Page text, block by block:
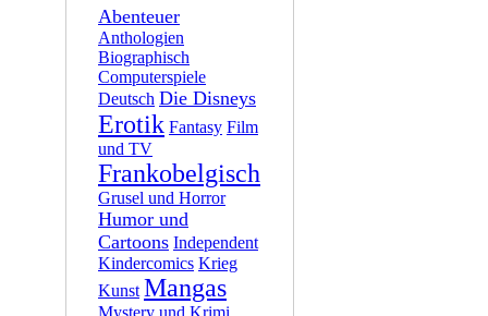
Abenteuer
Anthologien
Biographisch
Computerspiele
Deutsch Die Disneys
Erotik Fantasy Film
und TV
Frankobelgisch
Grusel und Horror
Humor und
Cartoons Independent
Kindercomics Krieg
Kunst Mangas
Mystery und Krimi